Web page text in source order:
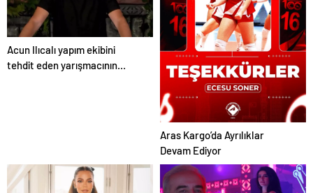
Acun Ilıcalı yapım ekibini
tehdit eden yarışmacının
Aras Kargo’da Ayrılıklar
Devam Ediyor